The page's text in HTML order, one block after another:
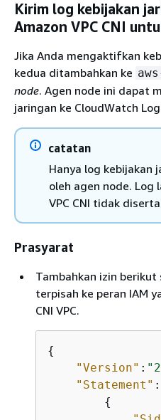
Kirim log kebijakan
Amazon VPC CNI
Jika Anda mengaktifkan
kedua ditambahkan ke
node. Agen node ini dapat
jaringan ke CloudWatch
catatan
Hanya log kebijakan
oleh agen node. Log
VPC CNI tidak
Prasyarat
Tambahkan izin
terpisah ke peran IAM
CNI VPC.
{
"Version" :
"Statement"
{